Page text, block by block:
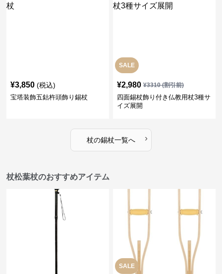
¥3,850 (税込)
宝塔装飾五鈷杵頭飾り錫杖
SALE
¥2,980 ¥3310(割引前)
四面錫杖飾り付き仏教用杖3種サ
イズ展開
杖の錫杖一覧へ ›
杖松葉杖のおすすめアイテム
SALE